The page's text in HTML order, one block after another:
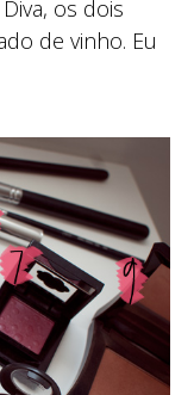
os dois
de vinho. Eu